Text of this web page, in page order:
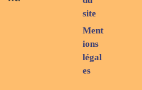
site
Ment
ions
légal
es